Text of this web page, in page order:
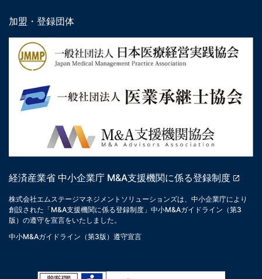
加盟・登録団体
経済産業省 中小企業庁 M&A支援機関に係る登録制度
株式会社エムステージマネジメントソリューションズは、中小企業庁により
創設された「M&A支援機関に係る登録制度」中小M&Aガイドライン（第3
版）の遵守を宣言をいたしました。
中小M&Aガイドライン（第3版）遵守宣言